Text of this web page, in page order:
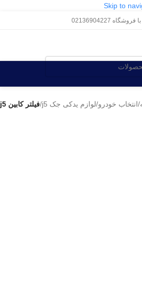
Skip to
02136904227
/انتخاب خودرو/لوازم یدکی جک j5 /فیلتر کابین j5